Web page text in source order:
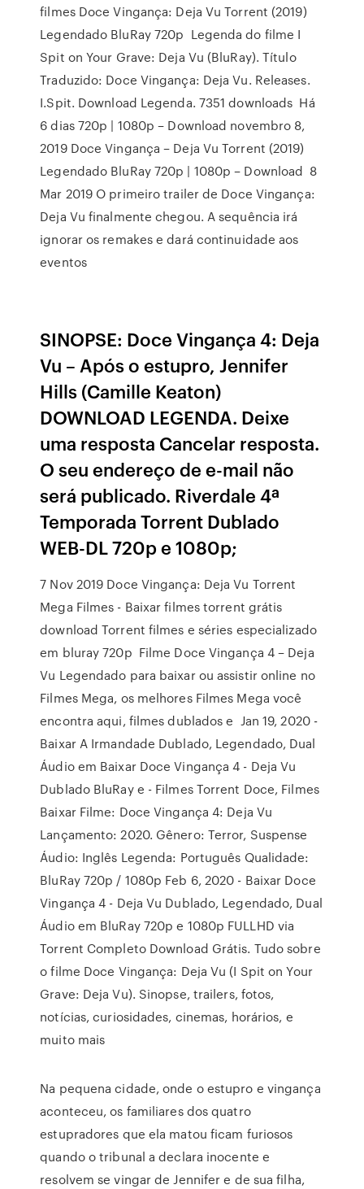
filmes Doce Vingança: Deja Vu Torrent (2019)
Legendado BluRay 720p Legenda do filme I
Spit on Your Grave: Deja Vu (BluRay). Título
Traduzido: Doce Vingança: Deja Vu. Releases.
I.Spit. Download Legenda. 7351 downloads Há
6 dias 720p | 1080p – Download novembro 8,
2019 Doce Vingança – Deja Vu Torrent (2019)
Legendado BluRay 720p | 1080p – Download 8
Mar 2019 O primeiro trailer de Doce Vingança:
Deja Vu finalmente chegou. A sequência irá
ignorar os remakes e dará continuidade aos
eventos
SINOPSE: Doce Vingança 4: Deja
Vu – Após o estupro, Jennifer
Hills (Camille Keaton)
DOWNLOAD LEGENDA. Deixe
uma resposta Cancelar resposta.
O seu endereço de e-mail não
será publicado. Riverdale 4ª
Temporada Torrent Dublado
WEB-DL 720p e 1080p;
7 Nov 2019 Doce Vingança: Deja Vu Torrent
Mega Filmes - Baixar filmes torrent grátis
download Torrent filmes e séries especializado
em bluray 720p Filme Doce Vingança 4 – Deja
Vu Legendado para baixar ou assistir online no
Filmes Mega, os melhores Filmes Mega você
encontra aqui, filmes dublados e Jan 19, 2020 -
Baixar A Irmandade Dublado, Legendado, Dual
Áudio em Baixar Doce Vingança 4 - Deja Vu
Dublado BluRay e - Filmes Torrent Doce, Filmes
Baixar Filme: Doce Vingança 4: Deja Vu
Lançamento: 2020. Gênero: Terror, Suspense
Áudio: Inglês Legenda: Português Qualidade:
BluRay 720p / 1080p Feb 6, 2020 - Baixar Doce
Vingança 4 - Deja Vu Dublado, Legendado, Dual
Áudio em BluRay 720p e 1080p FULLHD via
Torrent Completo Download Grátis. Tudo sobre
o filme Doce Vingança: Deja Vu (I Spit on Your
Grave: Deja Vu). Sinopse, trailers, fotos,
notícias, curiosidades, cinemas, horários, e
muito mais
Na pequena cidade, onde o estupro e vingança
aconteceu, os familiares dos quatro
estupradores que ela matou ficam furiosos
quando o tribunal a declara inocente e
resolvem se vingar de Jennifer e de sua filha,